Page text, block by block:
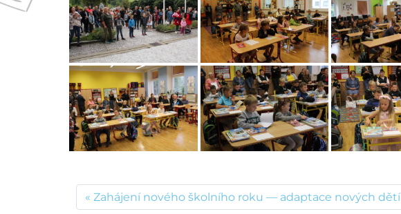
Zahájení nového školního roku — adaptace nových dětí